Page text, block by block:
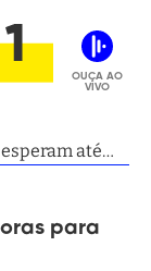
OUÇA AO
VIVO
até
para